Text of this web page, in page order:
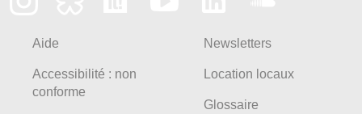
Aide
Accessibilité : non
conforme
Newsletters
Location locaux
Glossaire